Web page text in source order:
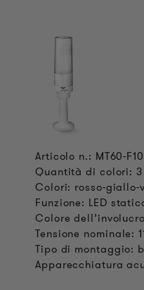
Articolo n.: MT60-
Quantità di colori: 3
Colori: rosso-giallo-
Funzione: LED
Colore
Tensione nominale:
Tipo di montaggio:
Apparecchiatura